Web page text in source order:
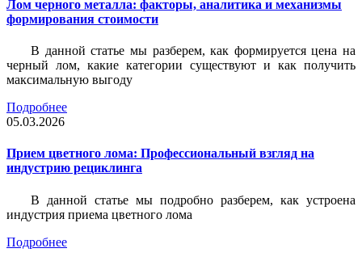
Лом черного металла: факторы, аналитика и механизмы
формирования стоимости
В данной статье мы разберем, как формируется цена на
черный лом, какие категории существуют и как получить
максимальную выгоду
Подробнее
05.03.2026
Прием цветного лома: Профессиональный взгляд на
индустрию рециклинга
В данной статье мы подробно разберем, как устроена
индустрия приема цветного лома
Подробнее